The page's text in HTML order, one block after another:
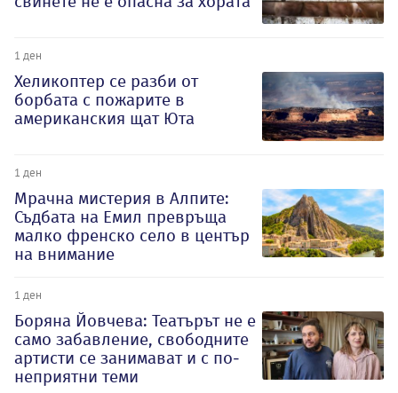
1 ден
Хеликоптер се разби от
борбата с пожарите в
американския щат Юта
1 ден
Мрачна мистерия в Алпите:
Съдбата на Емил превръща
малко френско село в център
на внимание
1 ден
Боряна Йовчева: Театърът не е
само забавление, свободните
артисти се занимават и с по-
неприятни теми